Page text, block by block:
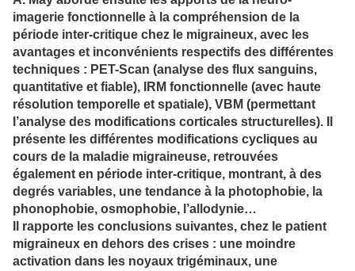
imagerie fonctionnelle à la compréhension de la
période inter-critique chez le migraineux, avec les
avantages et inconvénients respectifs des différentes
techniques : PET-Scan (analyse des flux sanguins,
quantitative et fiable), IRM fonctionnelle (avec haute
résolution temporelle et spatiale), VBM (permettant
l’analyse des modifications corticales structurelles). Il
présente les différentes modifications cycliques au
cours de la maladie migraineuse, retrouvées
également en période inter-critique, montrant, à des
degrés variables, une tendance à la photophobie, la
phonophobie, osmophobie, l’allodynie…
Il rapporte les conclusions suivantes, chez le patient
migraineux en dehors des crises : une moindre
activation dans les noyaux trigéminaux, une